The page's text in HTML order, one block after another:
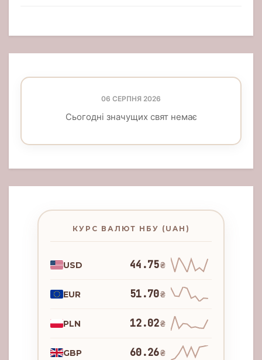
06 СЕРПНЯ 2026
Сьогодні значущих свят немає
КУРС ВАЛЮТ НБУ (UAH)
USD 44.75₴
EUR 51.70₴
PLN 12.02₴
GBP 60.26₴